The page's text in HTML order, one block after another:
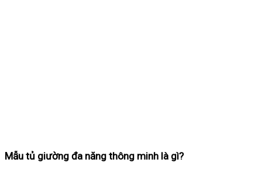
Mẫu tủ giường đa năng thông minh là gì?